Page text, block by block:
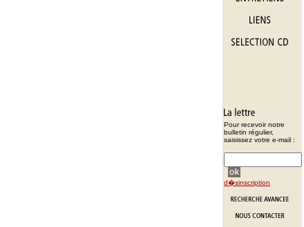
Pour recevoir notre
bulletin régulier,
saisissez votre e-mail :
d�sinscription